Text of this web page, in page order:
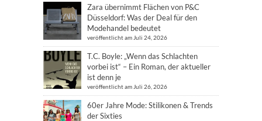
Zara übernimmt Flächen von P&C
Düsseldorf: Was der Deal für den
Modehandel bedeutet
veröffentlicht am Juli 24, 2026
T.C. Boyle: „Wenn das Schlachten
vorbei ist“ – Ein Roman, der aktueller
ist denn je
veröffentlicht am Juli 26, 2026
60er Jahre Mode: Stilikonen & Trends
der Sixties